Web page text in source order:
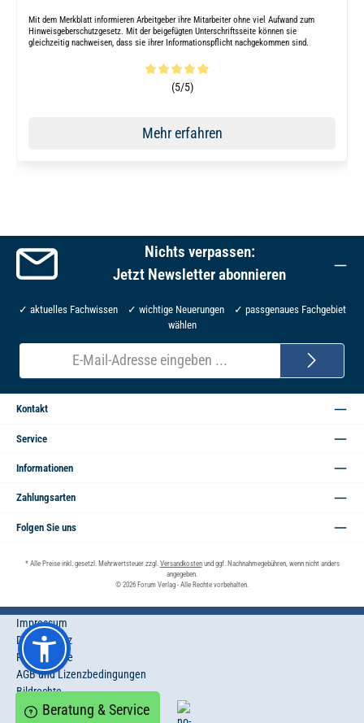
Mit dem Merkblatt informieren Arbeitgeber ihre Mitarbeiter ohne viel Aufwand zum
Hinweisgeberschutzgesetz. Mit der beigefügten Unterschriftsseite können sie
gleichzeitig nachweisen, dass sie ihrer Informationspflicht nachgekommen sind.
Durchschnittliche Bewertung von 5 von 5 Sternen
(5/5)
Mehr erfahren
Nichts verpassen:
Jetzt Newsletter abonnieren
✓ aktuelles Fachwissen ✓ wichtige Neuerungen ✓ passgenaues Fachgebiet
wählen
E-
Mail-
Adresse*
Kontakt
Service
Informationen
Zahlungsarten
Folgen Sie uns
* Alle Preise inkl. gesetzl. Mehrwertsteuer zzgl. Versandkostenund ggf. Nachnahmegebühren, wenn nicht anders
angegeben.
© 2026 Forum Verlag - Alle Rechte vorbehalten.
Impressum
Datenschutz
Privatsphäre
AGB und Lizenzbedingungen
Bildrechte
Beratung & Service